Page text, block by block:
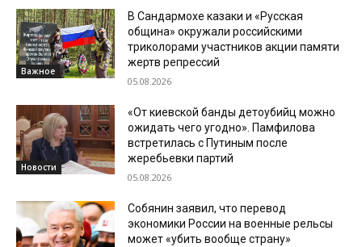
Важное
В Сандармохе казаки и «Русская
община» окружали российскими
триколорами участников акции памяти
жертв репрессий
05.08.2026
Новости
«От киевской банды детоубийц можно
ожидать чего угодно». Памфилова
встретилась с Путиным после
жеребьевки партий
05.08.2026
Собянин заявил, что перевод
экономики России на военные рельсы
может «убить вообще страну»